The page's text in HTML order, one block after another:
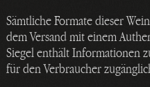
Sämtliche Formate dieser
dem Versand mit einem
Siegel enthält Informationen
für den Verbraucher